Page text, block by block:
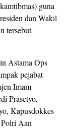
guna
dan Wakil
tersebut
Astama Ops
pejabat
Imam
Prasetyo,
Kapusdokkes
Aan